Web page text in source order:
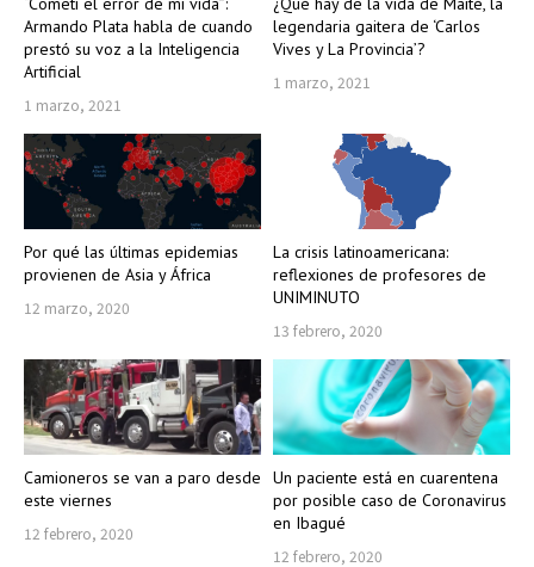
Armando Plata habla de cuando
prestó su voz a la Inteligencia
Artificial
1 marzo, 2021
legendaria gaitera de ‘Carlos
Vives y La Provincia’?
1 marzo, 2021
Por qué las últimas epidemias
provienen de Asia y África
12 marzo, 2020
La crisis latinoamericana:
reflexiones de profesores de
UNIMINUTO
13 febrero, 2020
Camioneros se van a paro desde
este viernes
12 febrero, 2020
Un paciente está en cuarentena
por posible caso de Coronavirus
en Ibagué
12 febrero, 2020